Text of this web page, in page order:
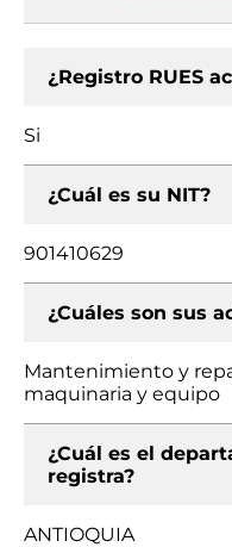
¿Registro RUES
Si
¿Cuál es su NIT?
901410629
¿Cuáles son sus
Mantenimiento y
maquinaria y equipo
¿Cuál es el
registra?
ANTIOQUIA